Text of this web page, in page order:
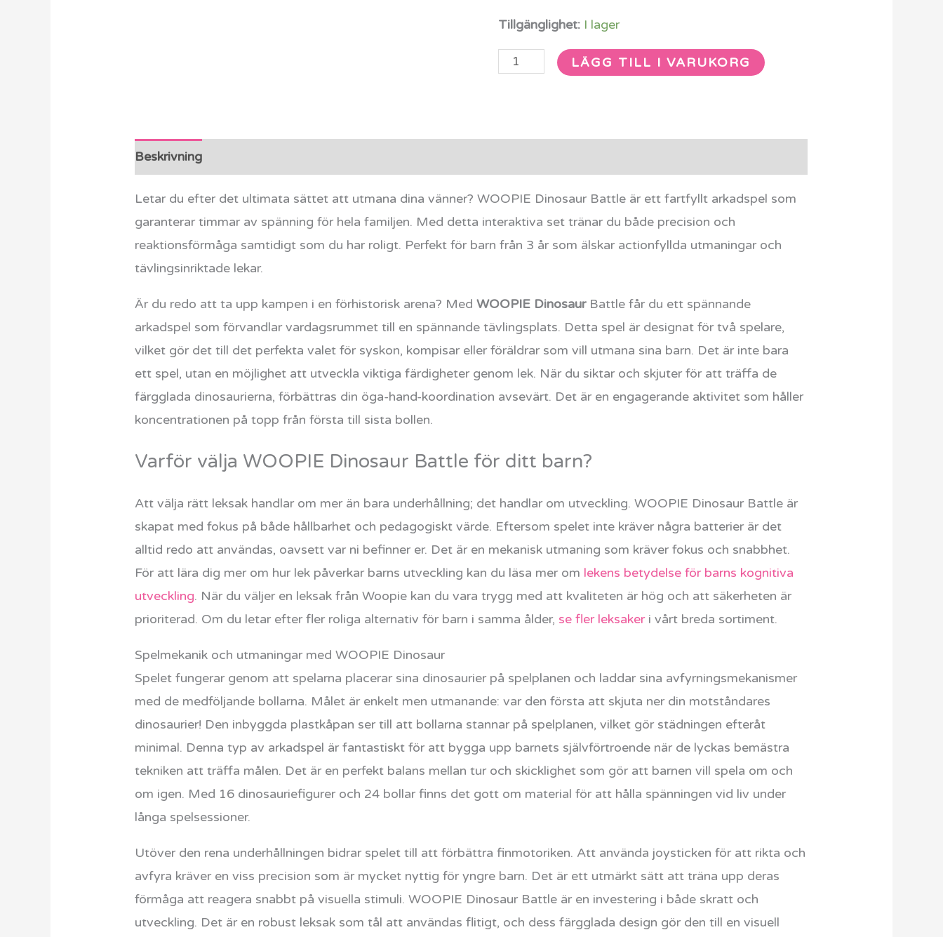
Tillgänglighet: I lager
LÄGG TILL I VARUKORG
Beskrivning
Letar du efter det ultimata sättet att utmana dina vänner? WOOPIE Dinosaur Battle är ett fartfyllt arkadspel som
garanterar timmar av spänning för hela familjen. Med detta interaktiva set tränar du både precision och
reaktionsförmåga samtidigt som du har roligt. Perfekt för barn från 3 år som älskar actionfyllda utmaningar och
tävlingsinriktade lekar.
Är du redo att ta upp kampen i en förhistorisk arena? MedWOOPIE DinosaurBattle får du ett spännande
arkadspel som förvandlar vardagsrummet till en spännande tävlingsplats. Detta spel är designat för två spelare,
vilket gör det till det perfekta valet för syskon, kompisar eller föräldrar som vill utmana sina barn. Det är inte bara
ett spel, utan en möjlighet att utveckla viktiga färdigheter genom lek. När du siktar och skjuter för att träffa de
färgglada dinosaurierna, förbättras din öga-hand-koordination avsevärt. Det är en engagerande aktivitet som håller
koncentrationen på topp från första till sista bollen.
Varför välja WOOPIE Dinosaur Battle för ditt barn?
Att välja rätt leksak handlar om mer än bara underhållning; det handlar om utveckling. WOOPIE Dinosaur Battle är
skapat med fokus på både hållbarhet och pedagogiskt värde. Eftersom spelet inte kräver några batterier är det
alltid redo att användas, oavsett var ni befinner er. Det är en mekanisk utmaning som kräver fokus och snabbhet.
För att lära dig mer om hur lek påverkar barns utveckling kan du läsa mer om lekens betydelse för barns kognitiva
utveckling. När du väljer en leksak från Woopie kan du vara trygg med att kvaliteten är hög och att säkerheten är
prioriterad. Om du letar efter fler roliga alternativ för barn i samma ålder, se fler leksakeri vårt breda sortiment.
Spelmekanik och utmaningar med WOOPIE Dinosaur
Spelet fungerar genom att spelarna placerar sina dinosaurier på spelplanen och laddar sina avfyrningsmekanismer
med de medföljande bollarna. Målet är enkelt men utmanande: var den första att skjuta ner din motståndares
dinosaurier! Den inbyggda plastkåpan ser till att bollarna stannar på spelplanen, vilket gör städningen efteråt
minimal. Denna typ av arkadspel är fantastiskt för att bygga upp barnets självförtroende när de lyckas bemästra
tekniken att träffa målen. Det är en perfekt balans mellan tur och skicklighet som gör att barnen vill spela om och
om igen. Med 16 dinosauriefigurer och 24 bollar finns det gott om material för att hålla spänningen vid liv under
långa spelsessioner.
Utöver den rena underhållningen bidrar spelet till att förbättra finmotoriken. Att använda joysticken för att rikta och
avfyra kräver en viss precision som är mycket nyttig för yngre barn. Det är ett utmärkt sätt att träna upp deras
förmåga att reagera snabbt på visuella stimuli. WOOPIE Dinosaur Battle är en investering i både skratt och
utveckling. Det är en robust leksak som tål att användas flitigt, och dess färgglada design gör den till en visuell